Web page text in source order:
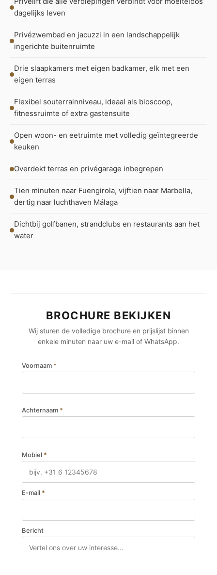
dagelijks leven
Privézwembad en jacuzzi in een landschappelijk
ingerichte buitenruimte
Drie slaapkamers met eigen badkamer, elk met een
eigen terras
Flexibel souterrainniveau, ideaal als bioscoop,
fitnessruimte of extra gastensuite
Open woon- en eetruimte met volledig geïntegreerde
keuken
Overdekt terras en privégarage inbegrepen
Tien minuten naar Fuengirola, vijftien naar Marbella,
dertig naar luchthaven Málaga
Dichtbij golfbanen, strandclubs en restaurants aan het
water
BROCHURE BEKIJKEN
Wij sturen de volledige brochure en prijslijst binnen
enkele minuten naar uw e-mail of WhatsApp.
Voornaam *
Achternaam *
Mobiel *
E-mail *
Bericht